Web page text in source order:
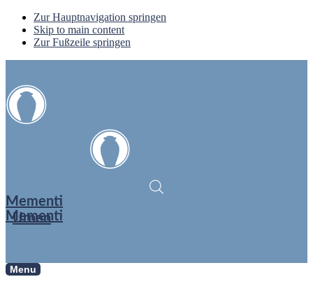
Zur Hauptnavigation springen
Skip to main content
Zur Fußzeile springen
Mementi
Urnen
Mementi
Menu